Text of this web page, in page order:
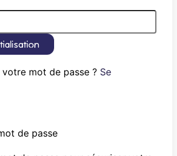
mot de passe ? Se
de passe